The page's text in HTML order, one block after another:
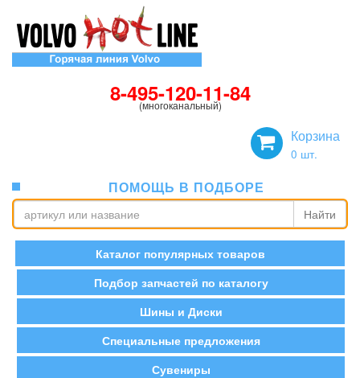
8-495-120-11-84
(многоканальный)
Корзина
0 шт.
ПОМОЩЬ В ПОДБОРЕ
Найти
Каталог популярных товаров
Подбор запчастей по каталогу
Шины и Диски
Специальные предложения
Сувениры